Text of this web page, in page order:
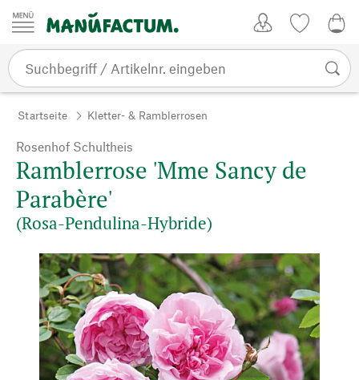
Zum Inhalt springen
Startseite Kletter- & Ramblerrosen
Rosenhof Schultheis
Ramblerrose 'Mme Sancy de
Parabère'
(Rosa-Pendulina-Hybride)